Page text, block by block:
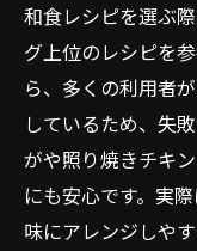
和食レシピを選ぶ
グ上位のレシピを
ら、多くの利用者
しているため、失
がや照り焼きチキ
にも安心です。実
味にアレンジしや